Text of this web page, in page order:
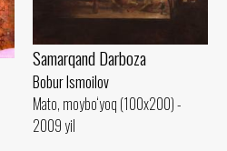
Samarqand Darboza
Bobur Ismoilov
Mato, moybo‘yoq (100x200) -
2009 yil